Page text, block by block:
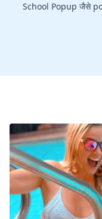
School Popup जैसे